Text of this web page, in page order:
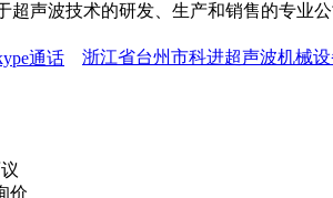
声波技术的研发、生产和销售的专业公
浙江省台州市科进超声波机械设